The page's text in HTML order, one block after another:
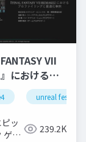
ue-c++
VII
におけるプ
ングと最適
2021
unreal fest
ッ
ゲー
239.2K